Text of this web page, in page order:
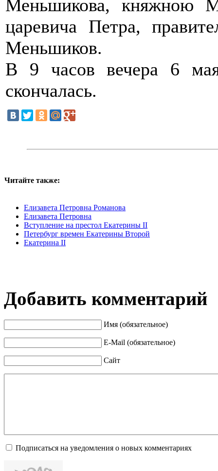
Меньшикова, княжною
царевича Петра,
Меньшиков.
В 9 часов вечера 6
скончалась.
Читайте также:
Елизавета Петровна Романова
Елизавета Петровна
Вступление на престол Екатерины II
Петербург времен Екатерины Второй
Екатерина II
Добавить комментарий
Имя (обязательное)
E-Mail (обязательное)
Сайт
Подписаться на уведомления о новых комментариях